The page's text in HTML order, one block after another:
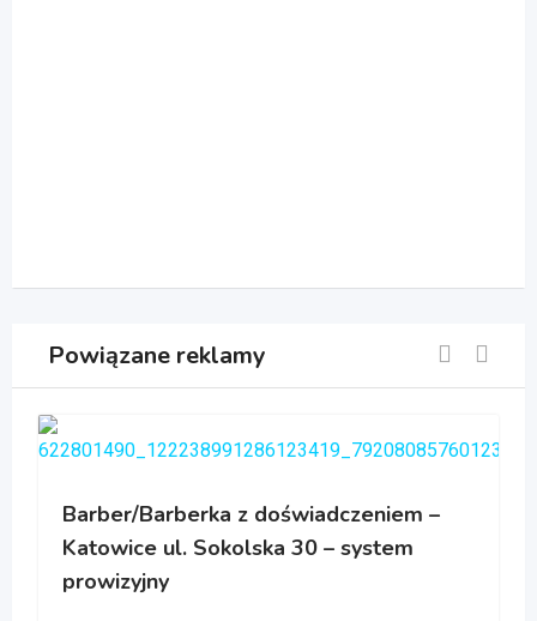
Powiązane reklamy
Barber/Barberka z doświadczeniem –
Katowice ul. Sokolska 30 – system
prowizyjny